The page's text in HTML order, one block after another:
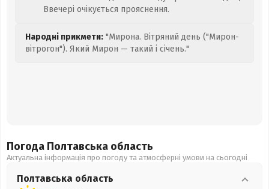
Ввечері очікується прояснення.
Народні прикмети: "Мирона. Вітряний день ("Мирон-
вітрогон"). Який Мирон — такий і січень."
Погода Полтавська область
Актуальна інформація про погоду та атмосферні умови на сьогодні
Полтавська область